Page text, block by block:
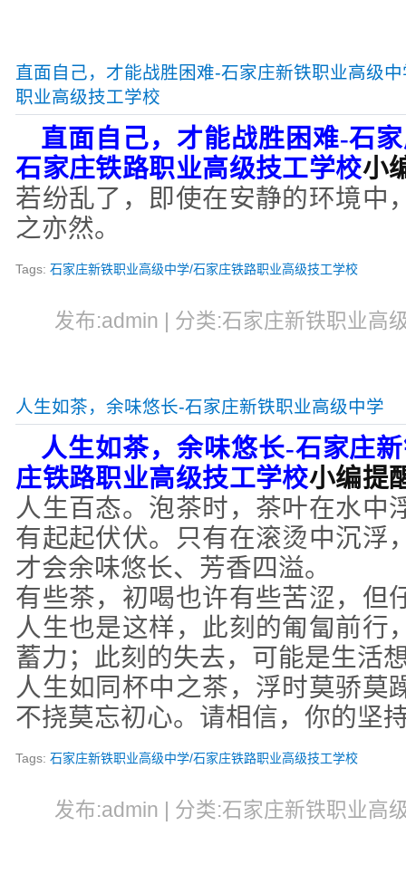
直面自己，才能战胜困难-石家庄新铁职业高级
职业高级技工学校
直面自己，才能战胜困难-石
石家庄铁路职业高级技工学校小
若纷乱了，即使在安静的环境中
之亦然。
Tags:石家庄新铁职业高级中学/石家庄铁路职业高级技工学校
发布:admin | 分类:石家庄新铁职业高
人生如茶，余味悠长-石家庄新铁职业高级中学
人生如茶，余味悠长-石家庄
庄铁路职业高级技工学校小编提
人生百态。泡茶时，茶叶在水中
有起起伏伏。只有在滚烫中沉浮
才会余味悠长、芳香四溢。
有些茶，初喝也许有些苦涩，但
人生也是这样， 此刻的匍匐前行
蓄力；此刻的失去，可能是生活
人生如同杯中之茶，浮时莫骄莫
不挠莫忘初心。请相信，你的坚
Tags:石家庄新铁职业高级中学/石家庄铁路职业高级技工学校
发布:admin | 分类:石家庄新铁职业高